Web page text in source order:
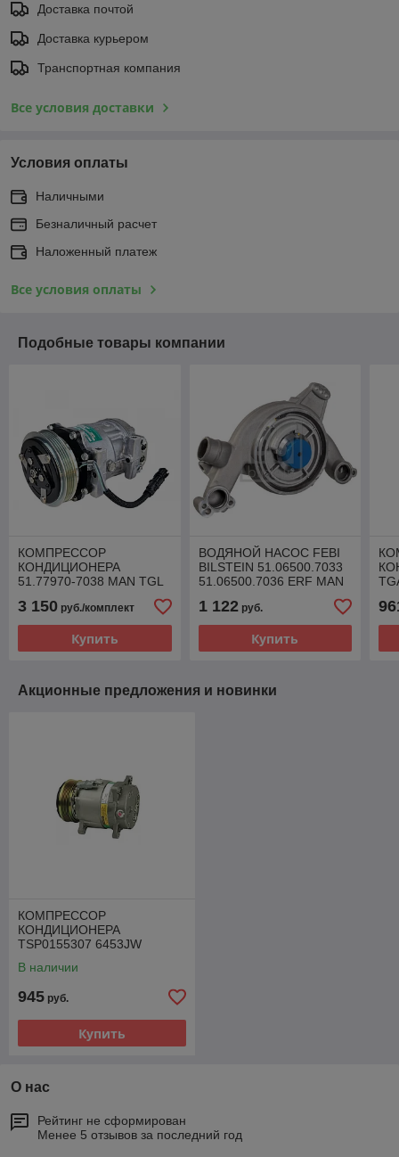
Доставка почтой
Доставка курьером
Транспортная компания
Все условия доставки
Условия оплаты
Наличными
Безналичный расчет
Наложенный платеж
Все условия оплаты
Подобные товары компании
КОМПРЕССОР
КОНДИЦИОНЕРА
51.77970-7038 MAN TGL
3 150 руб./комплект
Купить
ВОДЯНОЙ НАСОС FEBI
BILSTEIN 51.06500.7033
51.06500.7036 ERF MAN
1 122руб.
Купить
Акционные предложения и новинки
КОМПРЕССОР
КОНДИЦИОНЕРА
TSP0155307 6453JW
PEUGEOT 2.0 HDI
В наличии
945 руб.
Купить
О нас
Рейтинг не сформирован
Менее 5 отзывов за последний год